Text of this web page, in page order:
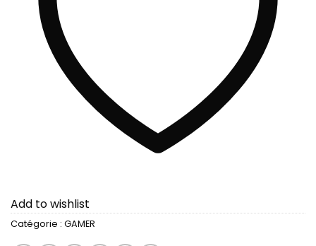
Add to wishlist
Catégorie : GAMER